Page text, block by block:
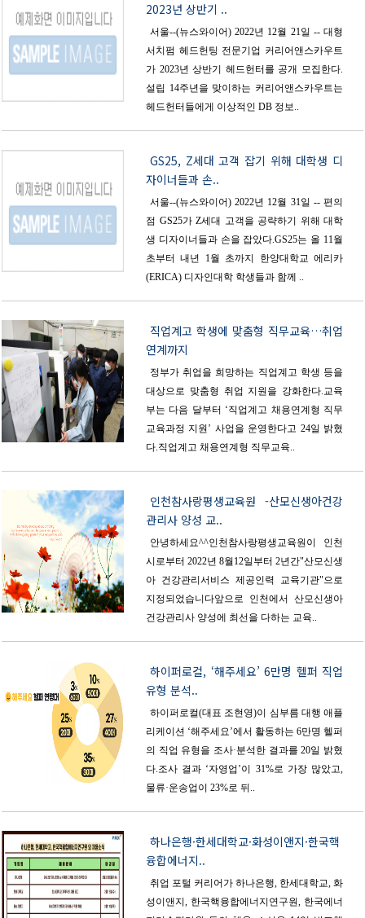
2023년 상반기 ..
서울--(뉴스와이어) 2022년 12월 21일 -- 대형
서치펌 헤드헌팅 전문기업 커리어앤스카우트
가 2023년 상반기 헤드헌터를 공개 모집한다.
설립 14주년을 맞이하는 커리어앤스카우트는
헤드헌터들에게 이상적인 DB 정보..
GS25, Z세대 고객 잡기 위해 대학생 디
자이너들과 손..
서울--(뉴스와이어) 2022년 12월 31일 -- 편의
점 GS25가 Z세대 고객을 공략하기 위해 대학
생 디자이너들과 손을 잡았다.GS25는 올 11월
초부터 내년 1월 초까지 한양대학교 에리카
(ERICA) 디자인대학 학생들과 함께 ..
직업계고 학생에 맞춤형 직무교육…취업
연계까지
정부가 취업을 희망하는 직업계고 학생 등을
대상으로 맞춤형 취업 지원을 강화한다.교육
부는 다음 달부터 ‘직업계고 채용연계형 직무
교육과정 지원’ 사업을 운영한다고 24일 밝혔
다.직업계고 채용연계형 직무교육..
인천참사랑평생교육원 -산모신생아건강
관리사 양성 교..
안녕하세요^^인천참사랑평생교육원이 인천
시로부터 2022년 8월12일부터 2년간"산모신생
아 건강관리서비스 제공인력 교육기관"으로
지정되었습니다앞으로 인천에서 산모신생아
건강관리사 양성에 최선을 다하는 교육..
하이퍼로컬, ‘해주세요’ 6만명 헬퍼 직업
유형 분석..
하이퍼로컬(대표 조현영)이 심부름 대행 애플
리케이션 ‘해주세요’에서 활동하는 6만명 헬퍼
의 직업 유형을 조사·분석한 결과를 20일 밝혔
다.조사 결과 ‘자영업’이 31%로 가장 많았고,
물류·운송업이 23%로 뒤..
하나은행·한세대학교·화성이앤지·한국핵
융합에너지..
취업 포털 커리어가 하나은행, 한세대학교, 화
성이앤지, 한국핵융합에너지연구원, 한국에너